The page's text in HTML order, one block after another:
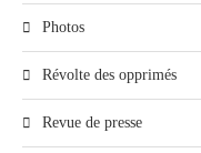
Photos
Révolte des opprimés
Revue de presse